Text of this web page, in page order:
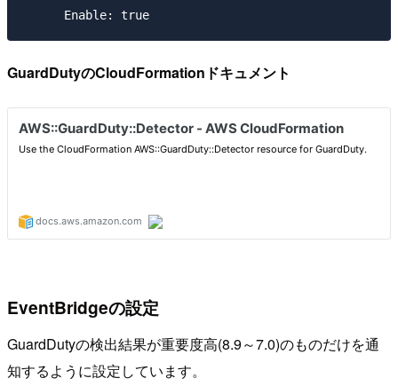
GuardDutyのCloudFormationドキュメント
EventBridgeの設定
GuardDutyの検出結果が重要度高(8.9～7.0)のものだけを通
知するように設定しています。